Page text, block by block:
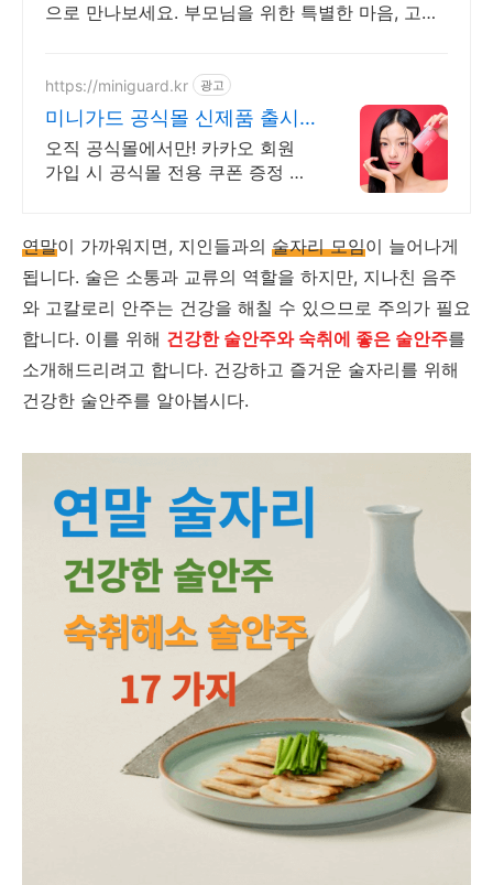
으로 만나보세요. 부모님을 위한 특별한 마음, 고급
https://miniguard.kr 광고
미니가드 공식몰 신제품 출시
할인
오직 공식몰에서만! 카카오 회원
가입 시 공식몰 전용 쿠폰 증정 카
연말이 가까워지면, 지인들과의 술자리 모임이 늘어나게
됩니다. 술은 소통과 교류의 역할을 하지만, 지나친 음주
와 고칼로리 안주는 건강을 해칠 수 있으므로 주의가 필요
합니다. 이를 위해 건강한 술안주와 숙취에 좋은 술안주를
소개해드리려고 합니다. 건강하고 즐거운 술자리를 위해
건강한 술안주를 알아봅시다.